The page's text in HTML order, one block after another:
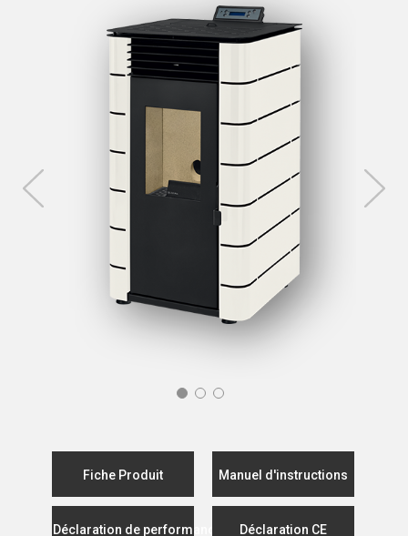
Fiche Produit Manuel d'instructions
Déclaration de performance Déclaration CE